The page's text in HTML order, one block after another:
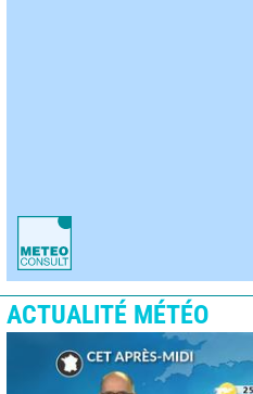
ACTUALITÉ MÉTÉO